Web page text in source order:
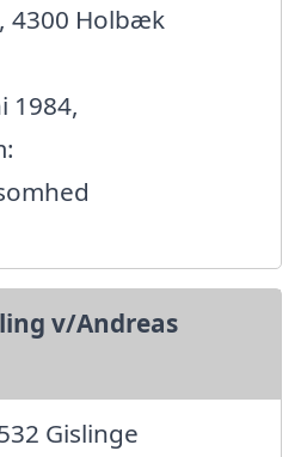
4300 Holbæk
1984,
v/Andreas
Gislinge